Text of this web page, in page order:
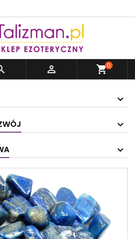
 shopping_cart0